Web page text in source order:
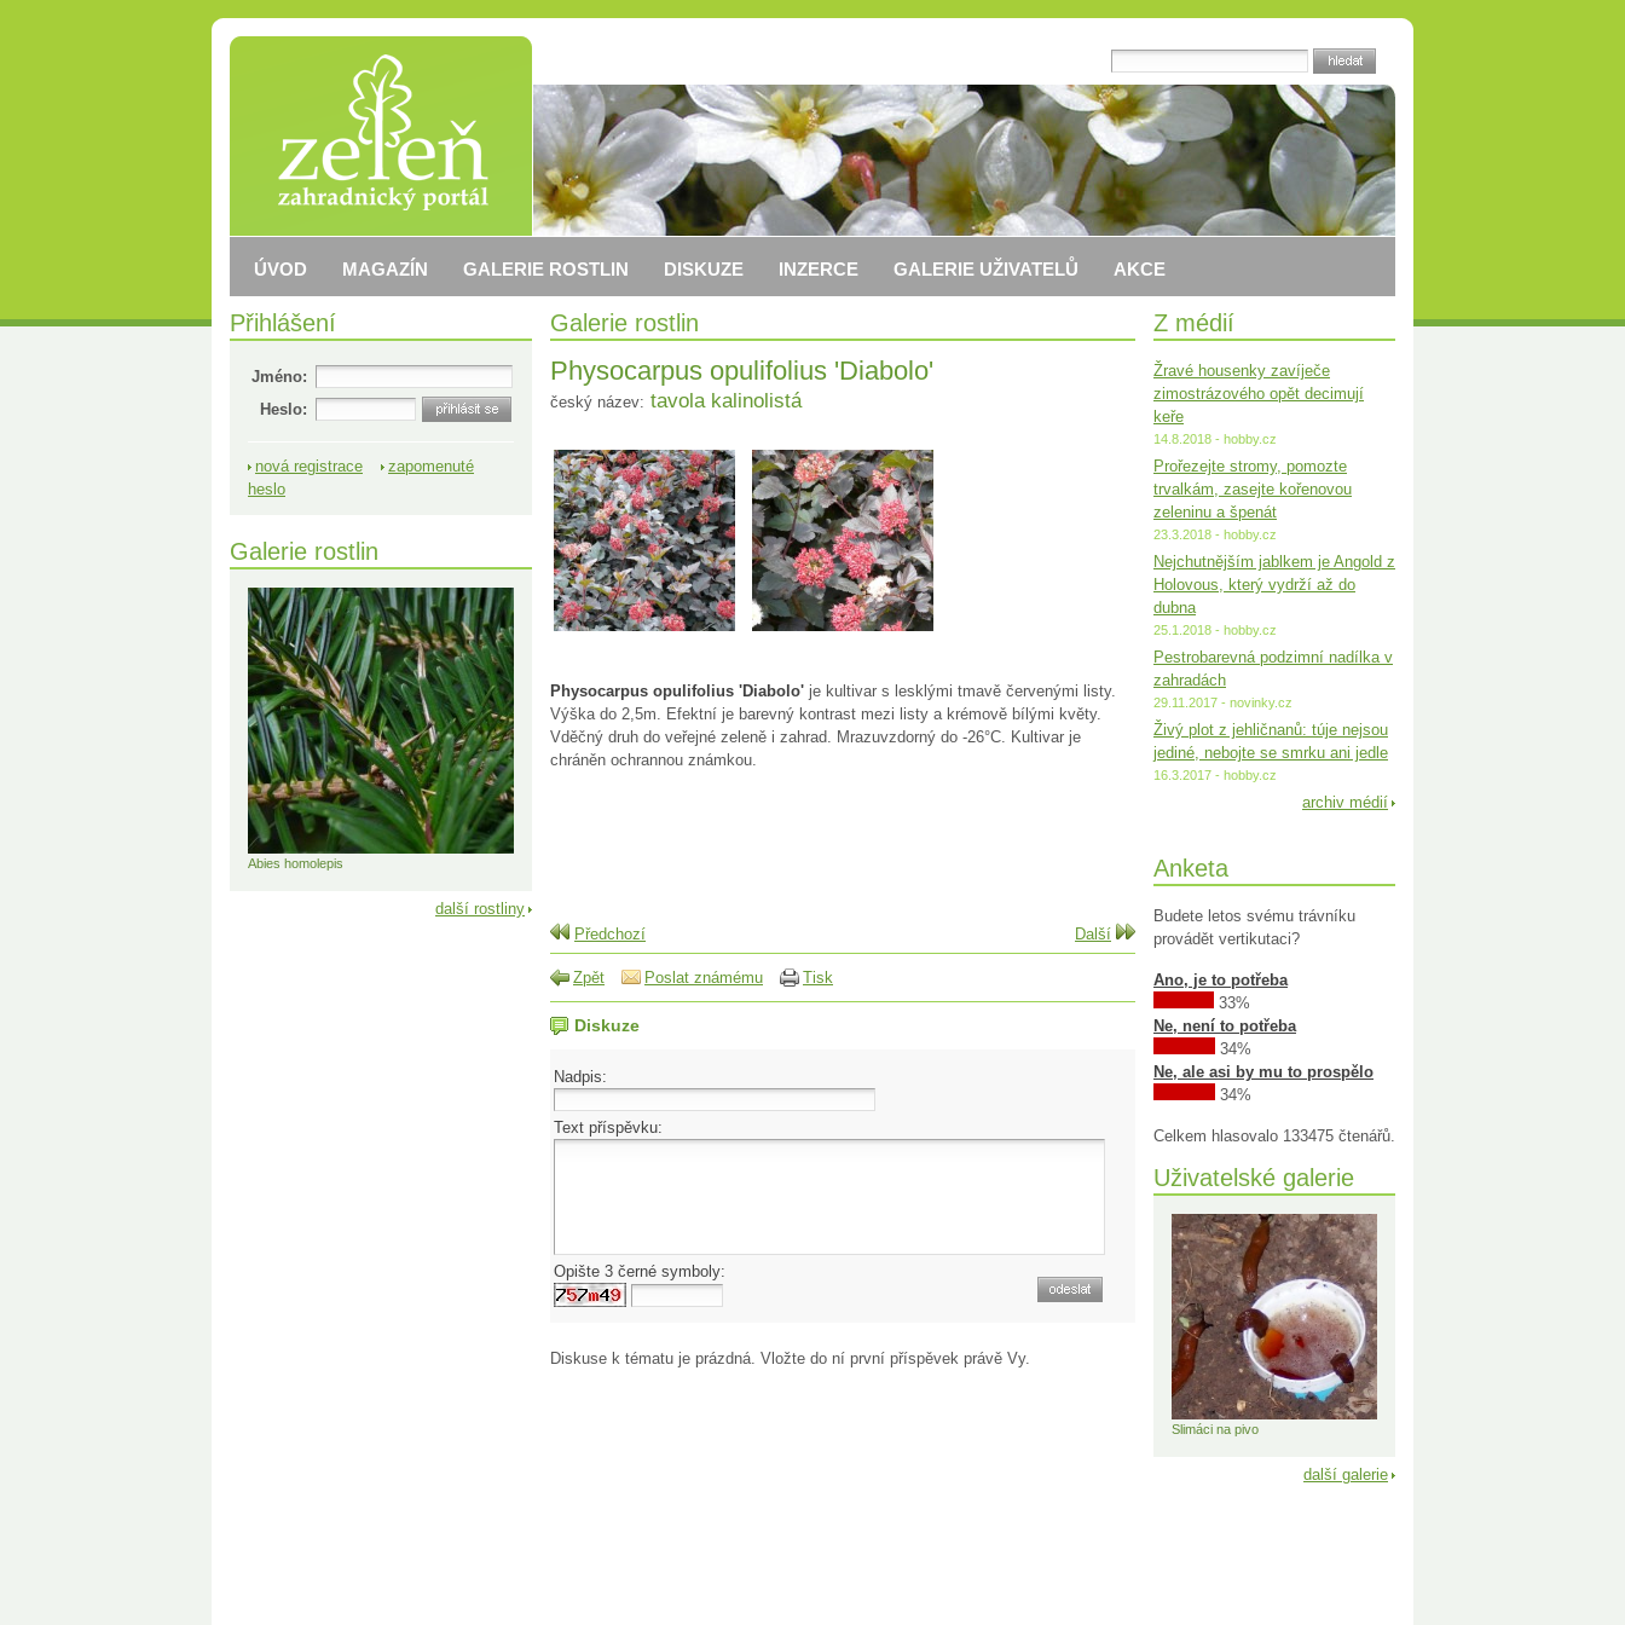
Galerie rostlin
Physocarpus opulifolius 'Diabolo'
český název: tavola kalinolistá
Physocarpus opulifolius 'Diabolo' je kultivar s lesklými tmavě červenými listy.
Výška do 2,5m. Efektní je barevný kontrast mezi listy a krémově bílými květy.
Vděčný druh do veřejné zeleně i zahrad. Mrazuvzdorný do -26°C. Kultivar je
chráněn ochrannou známkou.
Předchozí Další
Zpět Poslat známému Tisk
Diskuze
Nadpis:
Text příspěvku:
Opište 3 černé symboly:
Diskuse k tématu je prázdná. Vložte do ní první příspěvek právě Vy.
Z médií
Žravé housenky zavíječe
zimostrázového opět decimují
keře
14.8.2018 - hobby.cz
Prořezejte stromy, pomozte
trvalkám, zasejte kořenovou
zeleninu a špenát
23.3.2018 - hobby.cz
Nejchutnějším jablkem je Angold z
Holovous, který vydrží až do
dubna
25.1.2018 - hobby.cz
Pestrobarevná podzimní nadílka v
zahradách
29.11.2017 - novinky.cz
Živý plot z jehličnanů: túje nejsou
jediné, nebojte se smrku ani jedle
16.3.2017 - hobby.cz
archiv médií
Anketa
Budete letos svému trávníku
provádět vertikutaci?
Ano, je to potřeba
33%
Ne, není to potřeba
34%
Ne, ale asi by mu to prospělo
34%
Celkem hlasovalo 133475 čtenářů.
Uživatelské galerie
Slimáci na pivo
další galerie
Přihlášení
Jméno:
Heslo:
nová registrace
zapomenuté
heslo
Galerie rostlin
Abies homolepis
další rostliny
ÚVOD MAGAZÍN GALERIE ROSTLIN DISKUZE INZERCE GALERIE UŽIVATELŮ AKCE